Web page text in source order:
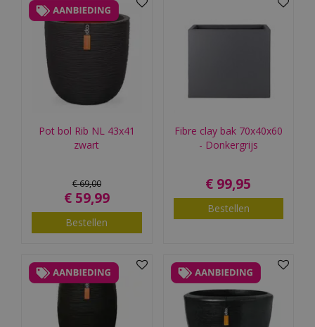
Pot bol Rib NL 43x41
zwart
€69,00
€ 59,99
Bestellen
Fibre clay bak 70x40x60
- Donkergrijs
€ 99,95
Bestellen